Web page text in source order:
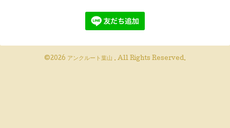
©2026 アンクルート葉山 . All Rights Reserved.